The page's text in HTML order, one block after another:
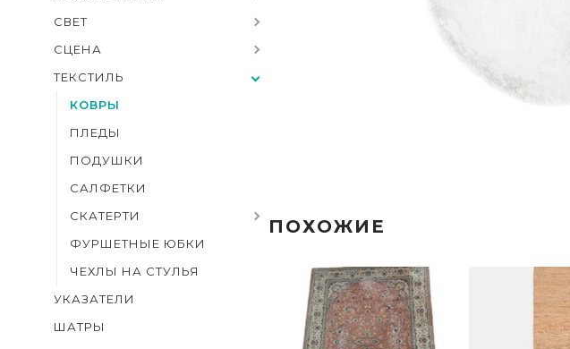
СВЕТ
СЦЕНА
ТЕКСТИЛЬ
КОВРЫ
ПЛЕДЫ
ПОДУШКИ
САЛФЕТКИ
СКАТЕРТИ
ФУРШЕТНЫЕ ЮБКИ
ЧЕХЛЫ НА СТУЛЬЯ
УКАЗАТЕЛИ
ШАТРЫ
ПОХОЖИЕ